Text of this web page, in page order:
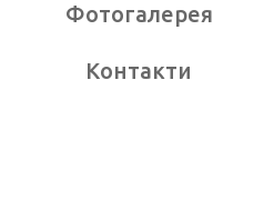
Фотогалерея
Контакти